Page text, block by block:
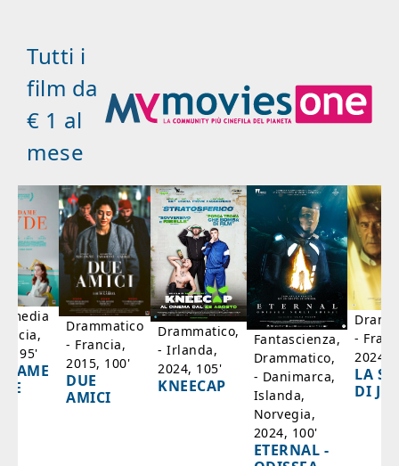
Tutti i
film da
€ 1 al
mese
95'
Drammatico
- Francia,
2015, 100'
DUE
AMICI
Drammatico,
- Irlanda,
2024, 105'
KNEECAP
Fantascienza,
Drammatico,
- Danimarca,
Islanda,
Norvegia,
2024, 100'
ETERNAL -
-
2024,
LA
DI